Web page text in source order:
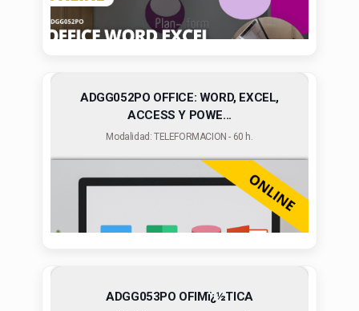
ADGG052PO OFFICE: WORD, EXCEL,
ACCESS Y POWE...
Modalidad: TELEFORMACION - 60 h.
ADGG053PO OFIMï¿½TICA